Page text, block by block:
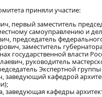
приняли участие:
первый заместитель
самоуправлению и
председатель
заместитель
государственной власти
руководитель
Экспертной
заведующий кафедрой
заведующая кафедры